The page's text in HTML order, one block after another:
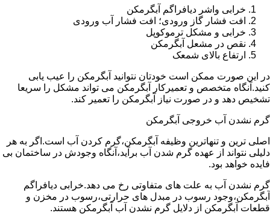
خرابی واشر دیافراگم آبگرمکن
افت فشار گاز ورودی؛ افت فشار آب ورودی
خرابی و مشکل ترموکوپل
نقص در مشعل آبگرمکن
ارتفاع بالای شمعک
در این صورت ممکن است خودتان نتوانید آبگرمکن را عیب یابی
کنید.آنگاه متخصص و تعمیرکار آبگرمکن می تواند مشکل را سریعا
تشخیص دهد و در صورت نیاز آبگرمکن را تعمیر کند.
گرم نشدن آب خروجی آبگرمکن
اصلی ترین و تنهاترین وظیفه آبگرمکن،گرم کردن آب است.اگر به هر
دلیلی نتواند از عهده گرم شدن آب برآید،آنگاه وجودش در ساختمان بی
فایده خواهد بود.
گرم نشدن آب به علت های متفاوتی رخ می دهد.خرابی دیافراگم
آبگرمکن،وجود رسوب در مبدل های حرارتی،رسوب در مخزن و
قطعات آبگرمکن از دلایل گرم نشدن آب آبگرمکن هستند.